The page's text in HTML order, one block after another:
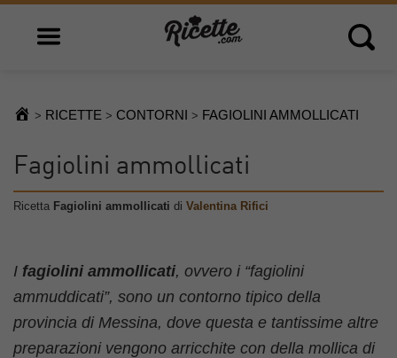
Open main menu Open
> RICETTE > CONTORNI > FAGIOLINI AMMOLLICATI
Fagiolini ammollicati
Ricetta Fagiolini ammollicati di Valentina Rifici
I fagiolini ammollicati, ovvero i “fagiolini
ammuddicati”, sono un contorno tipico della
provincia di Messina, dove questa e tantissime altre
preparazioni vengono arricchite con della mollica di